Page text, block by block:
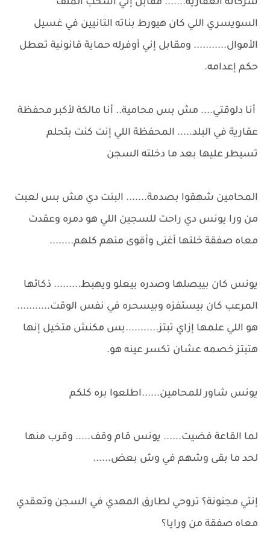
شركاته العقارية....... مقابل إني أسحب الملف
السويسري اللي كان هيورط بناته التانيين في غسيل
الأموال........... ومقابل إني أوفرله حماية قانونية تعطل
حكم إعدامه.
أنا دلوقتي.... مش بس محامية.. أنا مالكة لأكبر محفظة
عقارية في البلد..... المحفظة اللي إنت كنت بتحلم
تسيطر عليها بعد ما دخلته السجن
المحامين شهقوا بصدمة....... البنت دي مش بس لعبت
من ورا يونس دي راحت للسجين اللي هو دمره وعقدت
معاه صفقة خلتها أغنى وأقوى منهم كلهم........
يونس كان بيبصلها وصدره بيعلو ويهبط......... ذكائها
المرعب كان بيستفزه وبيسحره في نفس الوقت...........
هو اللي علمها إزاي تبتز...........بس مكنش متخيل إنها
هتبتز خصمه عشان تكسر عينه هو.
يونس شاور للمحامين......اطلعوا بره كلكم
لما القاعة فضيت...... يونس قام وقف..... وقرب منها
لحد ما بقى وشهم في وش بعض......
إنتي مجنونة؟ تروحي لطارق المهدي في السجن وتعقدي
معاه صفقة من ورايا؟